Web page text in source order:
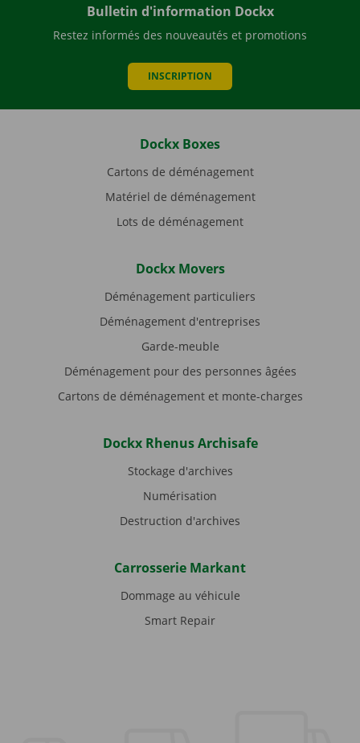
Bulletin d'information Dockx
Restez informés des nouveautés et promotions
INSCRIPTION
Dockx Boxes
Cartons de déménagement
Matériel de déménagement
Lots de déménagement
Dockx Movers
Déménagement particuliers
Déménagement d'entreprises
Garde-meuble
Déménagement pour des personnes âgées
Cartons de déménagement et monte-charges
Dockx Rhenus Archisafe
Stockage d'archives
Numérisation
Destruction d'archives
Carrosserie Markant
Dommage au véhicule
Smart Repair